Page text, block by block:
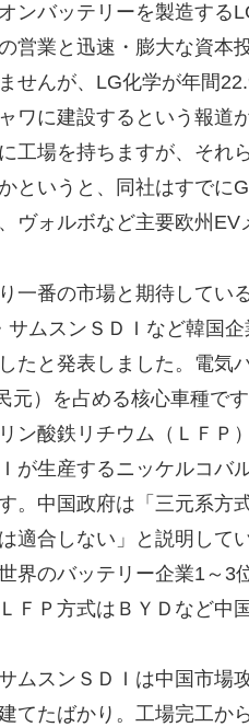
ンバッテリーを製造する
営業と迅速・膨大な資本
せんが、LG化学が年間
ワに建設するという報道
工場を持ちますが、それ
というと、同社はすでに
ヴォルボなど主要欧州EV
一番の市場と期待してい
サムスンＳＤＩなど韓国
たと発表しました。電気
元）を占める核心車種で
ン酸鉄リチウム（ＬＦＰ
が生産するニッケルコバ
。中国政府は「三元系方
適合しない」と説明して
界のバッテリー企業1～3
ＦＰ方式はＢＹＤなど中
ムスンＳＤＩは中国市場
てたばかり。工場完工か